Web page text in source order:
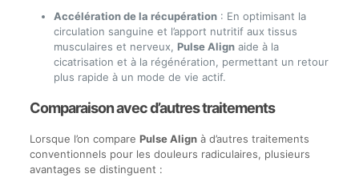
Accélération de la récupération: En optimisant la
circulation sanguine et l’apport nutritif aux tissus
musculaires et nerveux, Pulse Alignaide à la
cicatrisation et à la régénération, permettant un retour
plus rapide à un mode de vie actif.
Comparaison avec d’autres traitements
Lorsque l’on compare Pulse Alignà d’autres traitements
conventionnels pour les douleurs radiculaires, plusieurs
avantages se distinguent :